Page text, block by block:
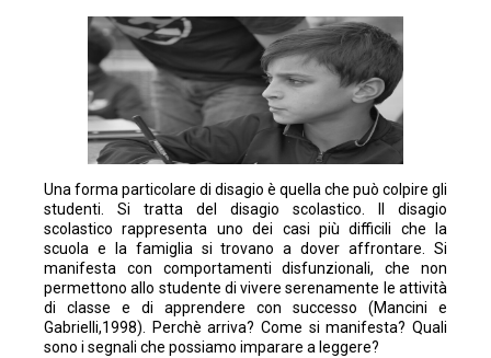
Una forma particolare di disagio è quella che può colpire gli
studenti. Si tratta del disagio scolastico. ll disagio
scolastico rappresenta uno dei casi più difficili che la
scuola e la famiglia si trovano a dover affrontare. Si
manifesta con comportamenti disfunzionali, che non
permettono allo studente di vivere serenamente le attività
di classe e di apprendere con successo (Mancini e
Gabrielli,1998). Perchè arriva? Come si manifesta? Quali
sono i segnali che possiamo imparare a leggere?